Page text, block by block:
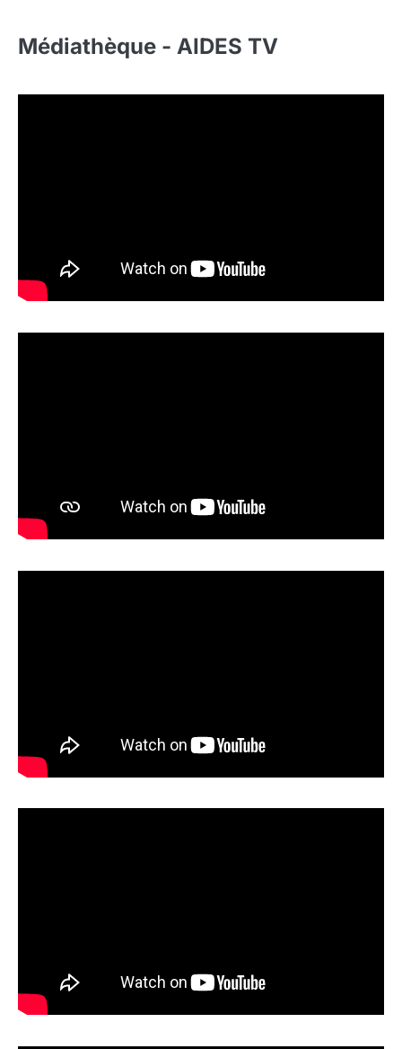
Médiathèque - AIDES TV